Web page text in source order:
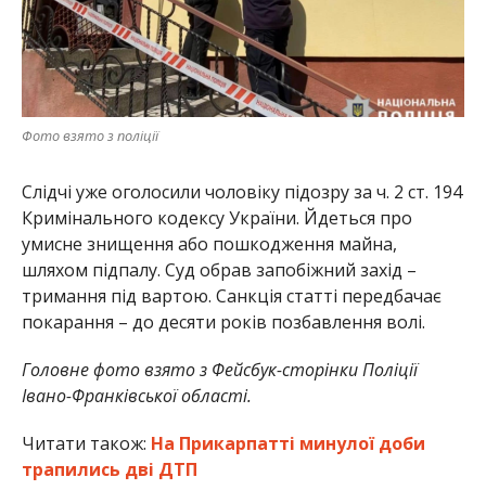
Фото взято з поліції
Слідчі уже оголосили чоловіку підозру за ч. 2 ст. 194
Кримінального кодексу України. Йдеться про
умисне знищення або пошкодження майна,
шляхом підпалу. Суд обрав запобіжний захід –
тримання під вартою. Санкція статті передбачає
покарання – до десяти років позбавлення волі.
Головне фото взято з Фейсбук-сторінки Поліції
Івано-Франківської області.
Читати також: На Прикарпатті минулої доби
трапились дві ДТП